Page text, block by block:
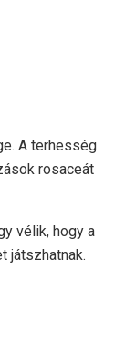
A terhesség
rosaceát
vélik, hogy a
játszhatnak.